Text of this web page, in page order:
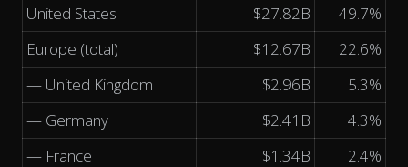
United States $27.82B
49.7%
Europe (total)
$12.67B
22.6%
— United Kingdom
$2.96B
5.3%
— Germany
$2.41B
4.3%
— France
$1.34B
2.4%